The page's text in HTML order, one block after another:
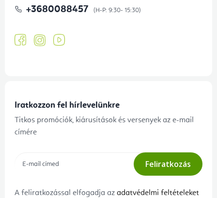
+3680088457
Iratkozzon fel hírlevelünkre
Titkos promóciók, kiárusítások és versenyek az e-mail
címére
Feliratkozás
A feliratkozással elfogadja az adatvédelmi feltételeket